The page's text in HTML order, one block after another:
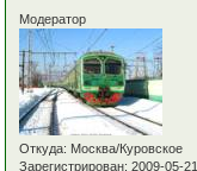
Модератор
Откуда: Москва/Куровское
Зарегистрирован: 2009-05-21